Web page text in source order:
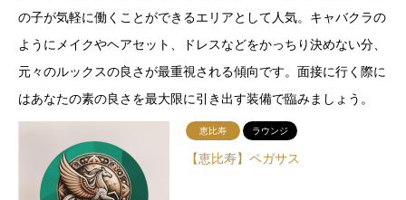
の子が気軽に働くことができるエリアとして人気。キャバクラの
ようにメイクやヘアセット、ドレスなどをかっちり決めない分、
元々のルックスの良さが最重視される傾向です。面接に行く際に
はあなたの素の良さを最大限に引き出す装備で臨みましょう。
恵比寿 ラウンジ
【恵比寿】ペガサス